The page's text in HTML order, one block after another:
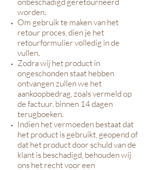
worden.
Om gebruik te maken van het
retour proces, dien je het
retourformulier volledig in de
vullen.
Zodra wij het product in
ongeschonden staat hebben
ontvangen zullen we het
aankoopbedrag, zoals vermeld op
de factuur, binnen 14 dagen
terugboeken.
Indien het vermoeden bestaat dat
het product is gebruikt, geopend of
dat het product door schuld van de
klant is beschadigd, behouden wij
ons het recht voor een